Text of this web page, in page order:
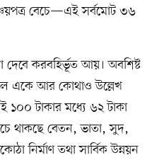
বেচে—এই সর্বমোট ৩৬
করবহির্ভূত আয়। অবশিষ্ট
একে আর কোথাও উল্লেখ
১০০ টাকার মধ্যে ৬২ টাকা
থাকছে বেতন, ভাতা, সুদ,
নির্মাণ তথা সার্বিক উন্নয়ন